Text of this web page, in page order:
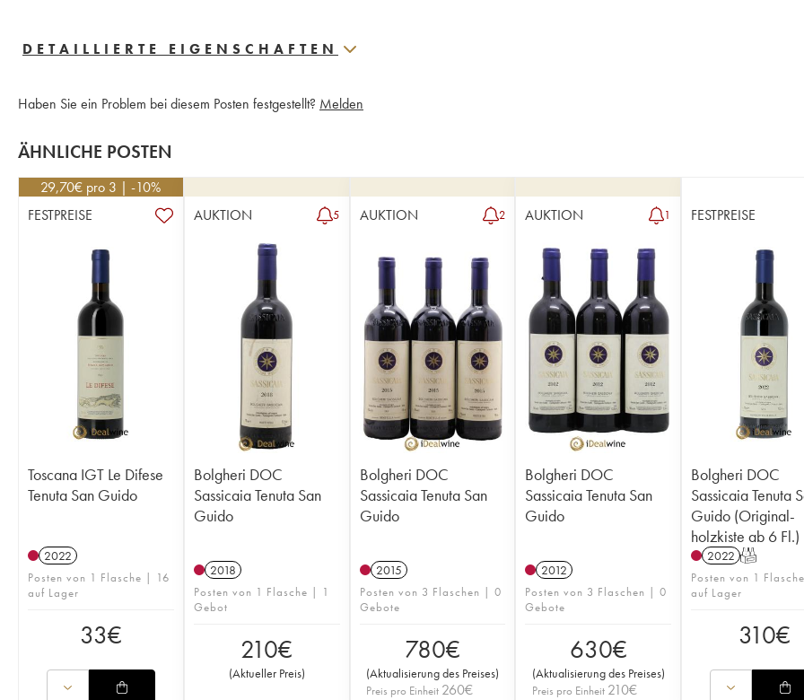
DETAILLIERTE EIGENSCHAFTEN
Haben Sie ein Problem bei diesem Posten festgestellt? Melden
ÄHNLICHE POSTEN
29,70€ pro 3 | -10%
FESTPREISE
Toscana IGT Le Difese
Tenuta San Guido
2022
Posten von 1 Flasche | 16
auf Lager
33€
AUKTION 5
Bolgheri DOC
Sassicaia Tenuta San
Guido
2018
Posten von 1 Flasche | 1
Gebot
210€
(Aktueller Preis)
AUKTION 2
Bolgheri DOC
Sassicaia Tenuta San
Guido
2015
Posten von 3 Flaschen | 0
Gebote
780€
(Aktualisierung des Preises)
Preis pro Einheit 260€
AUKTION 1
Bolgheri DOC
Sassicaia Tenuta San
Guido
2012
Posten von 3 Flaschen | 0
Gebote
630€
(Aktualisierung des Preises)
Preis pro Einheit 210€
FESTPREISE
Bolgheri DOC
Sassicaia Tenuta
Guido (Original-
holzkiste ab 6 Fl.)
2022 T
Posten von 1
auf Lager
310€